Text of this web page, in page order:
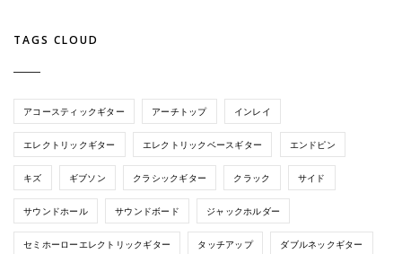
TAGS CLOUD
アコースティックギター アーチトップ インレイ
エレクトリックギター エレクトリックベースギター エンドピン
キズ ギブソン クラシックギター クラック サイド
サウンドホール サウンドボード ジャックホルダー
セミホーローエレクトリックギター タッチアップ ダブルネックギター